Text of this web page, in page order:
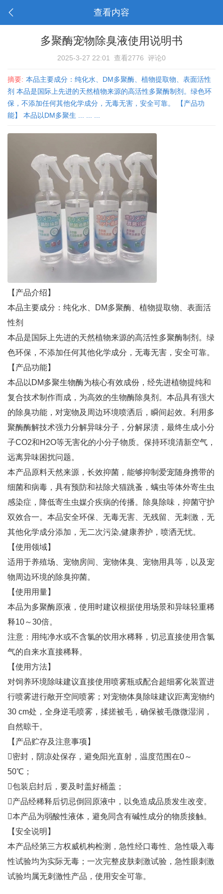
查看内容
多聚酶宠物除臭液使用说明书
2025-3-27 22:01 查看2776 评论0
摘要: 本品主要成分：纯化水、DM多聚酶、植物提取物、表面活性
剂 本品是国际上先进的天然植物来源的高活性多聚酶制剂。绿色环
保，不添加任何其他化学成分，无毒无害，安全可靠。 【产品功
能】 本品以DM多聚生 ... ... ...
【产品介绍】
本品主要成分：纯化水、DM多聚酶、植物提取物、表面活
性剂
本品是国际上先进的天然植物来源的高活性多聚酶制剂。绿
色环保，不添加任何其他化学成分，无毒无害，安全可靠。
【产品功能】
本品以DM多聚生物酶为核心有效成份，经先进植物提纯和
复合技术制作而成，为高效的生物酶除臭剂。本品具有强大
的除臭功能，对宠物及周边环境喷洒后，瞬间起效。利用多
聚酶酶解技术强力分解异味分子，分解尿渍，最终生成小分
子CO2和H2O等无害化的小分子物质。保持环境清新空气，
远离异味困扰问题。
本产品原料天然来源，长效抑菌，能够抑制爱宠随身携带的
细菌和病毒，具有预防和祛除犬猫跳蚤，螨虫等体外寄生虫
感染症，降低寄生虫媒介疾病的传播。除臭除味，抑菌守护
双效合一。本品安全环保、无毒无害、无残留、无刺激，无
其他化学成分添加，无二次污染,健康养护，喷洒无忧。
【使用领域】
适用于养殖场、宠物房间、宠物体臭、宠物用具等，以及宠
物周边环境的除臭抑菌。
【使用用量】
本品为多聚酶原液，使用时建议根据使用场景和异味轻重稀
释10～30倍。
注意：用纯净水或不含氯的饮用水稀释，切忌直接使用含氯
气的自来水直接稀释。
【使用方法】
对饲养环境除味建议直接使用喷雾瓶或配合超细雾化装置进
行喷雾进行敞开空间喷雾；对宠物体臭除味建议距离宠物约
30 cm处，全身逆毛喷雾，揉搓被毛，确保被毛微微湿润，
自然晾干。
【产品贮存及注意事项】
密封，阴凉处保存，避免阳光直射，温度范围在0～
50℃；
包装启封后，要及时盖好桶盖；
产品经稀释后切忌倒回原液中，以免造成品质发生改变。
本产品为弱酸性液体，避免同含有碱性成分的物质接触。
【安全说明】
本产品经第三方权威机构检测，急性经口毒性、急性吸入毒
性试验均为实际无毒；一次完整皮肤刺激试验，急性眼刺激
试验均属无刺激性产品，使用安全可靠。